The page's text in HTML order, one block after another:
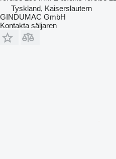
Tyskland, Kaiserslautern
GINDUMAC GmbH
Kontakta säljaren